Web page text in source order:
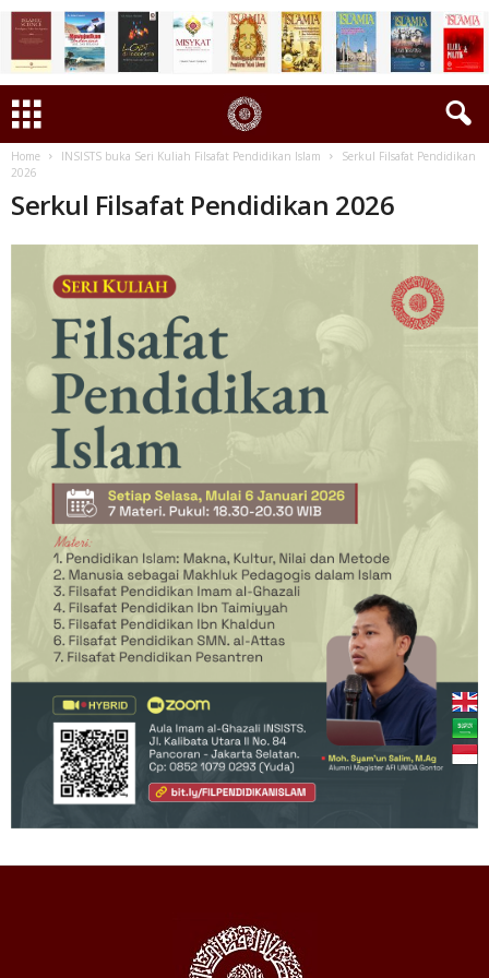
Home INSISTS buka Seri Kuliah Filsafat Pendidikan Islam
Serkul Filsafat Pendidikan
2026
Serkul Filsafat Pendidikan 2026